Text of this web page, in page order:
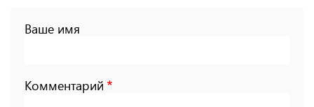
Ваше имя
Комментарий